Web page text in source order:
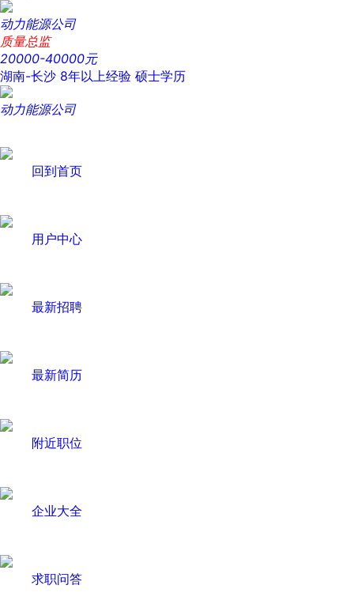
动力能源公司
质量总监
20000-40000元
湖南-长沙 8年以上经验 硕士学历
动力能源公司
回到首页
用户中心
最新招聘
最新简历
附近职位
企业大全
求职问答